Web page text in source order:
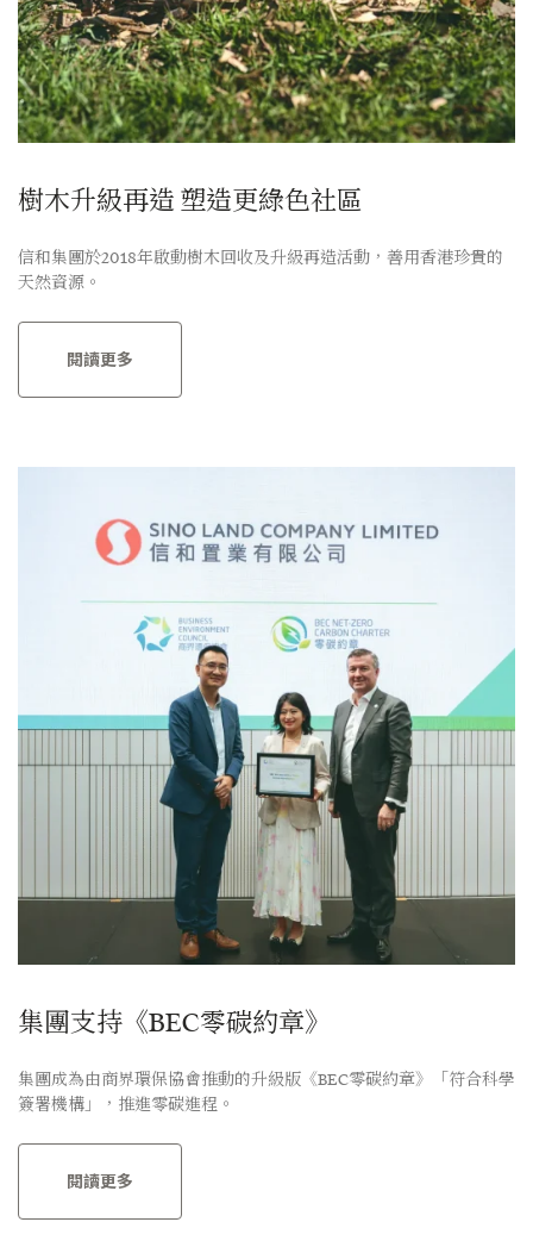
樹木升級再造 塑造更綠色社區
信和集團於2018年啟動樹木回收及升級再造活動，善用香港珍貴的
天然資源。
閱讀更多
集團支持《BEC零碳約章》
集團成為由商界環保協會推動的升級版《BEC零碳約章》「符合科學
簽署機構」，推進零碳進程。
閱讀更多